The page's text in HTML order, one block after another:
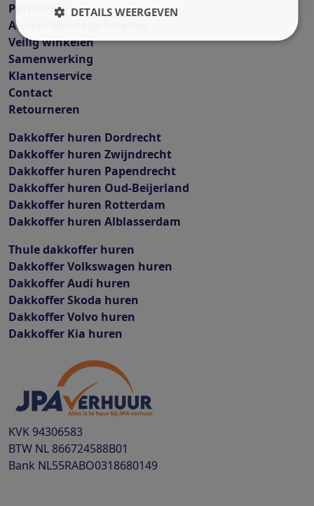
Partners
Afhaal/Montage locaties
Veilig winkelen
Samenwerking
Klantenservice
Contact
Retourneren
Dakkoffer huren Dordrecht
Dakkoffer huren Zwijndrecht
Dakkoffer huren Papendrecht
Dakkoffer huren Oud-Beijerland
Dakkoffer huren Rotterdam
Dakkoffer huren Alblasserdam
Thule dakkoffer huren
Dakkoffer Volkswagen huren
Dakkoffer Audi huren
Dakkoffer Skoda huren
Dakkoffer Volvo huren
Dakkoffer Kia huren
KVK 94306583
BTW NL 866724588B01
Bank NL55RABO0318680149
DETAILS WEERGEVEN